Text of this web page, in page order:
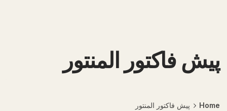
پیش فاکتور المنتور
Home پیش فاکتور المنتور